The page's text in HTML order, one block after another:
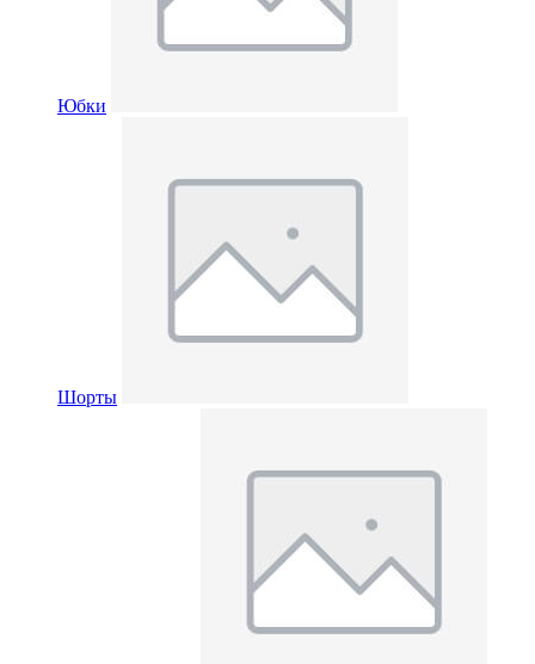
Юбки
Шорты